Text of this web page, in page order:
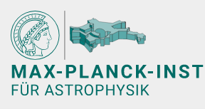
Hauptinhalt